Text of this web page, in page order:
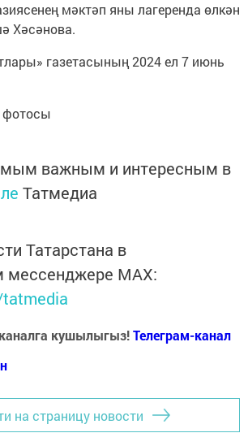
мәктәп яны лагеренда өлкән
Хәсәнова.
газетасының 2024 ел 7 июнь
важным и интересным в
Татмедиа
Татарстана в
мессенджере MАХ:
кушылыгыз!Телеграм-канал
на страницу новости